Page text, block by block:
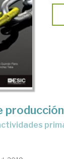
producción